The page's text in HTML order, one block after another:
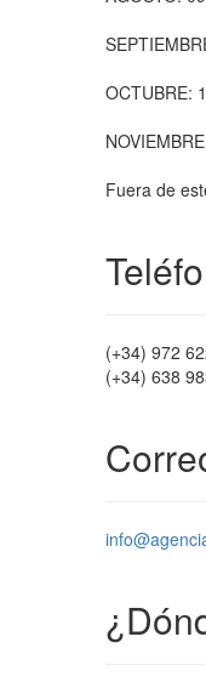
​OCTUBRE:
Fuera de
(+34) 972
(+34) 638